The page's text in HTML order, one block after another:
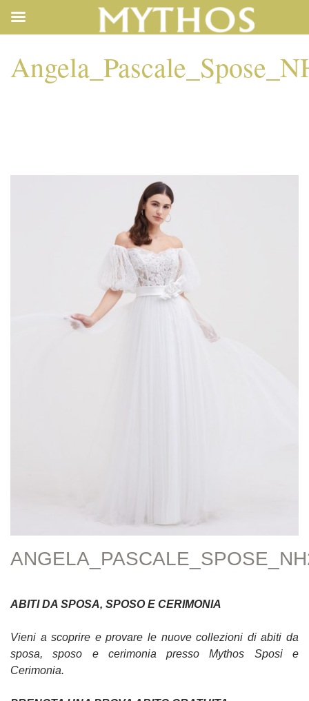
ABITI DA SPOSA, SPOSO E CERIMONIA
Vieni a scoprire e provare le nuove collezioni di abiti da
sposa, sposo e cerimonia presso Mythos Sposi e
Cerimonia.